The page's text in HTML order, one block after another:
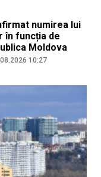
numirea lui
în funcția de
Moldova
10:27